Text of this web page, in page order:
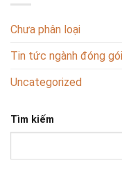
Chưa phân loại
Tin tức ngành đóng gói
Uncategorized
Tìm kiếm